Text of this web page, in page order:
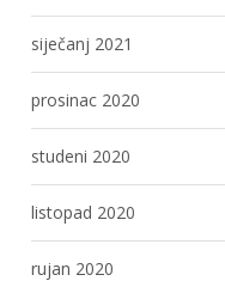
siječanj 2021
prosinac 2020
studeni 2020
listopad 2020
rujan 2020